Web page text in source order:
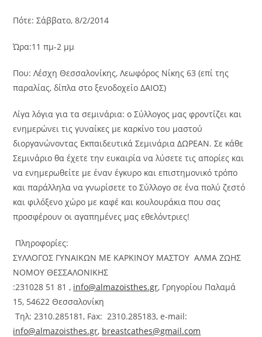
Πότε: Σάββατο, 8/2/2014
Ώρα:11 πμ-2 μμ
Που: Λέσχη Θεσσαλονίκης, Λεωφόρος Νίκης 63 (επί της
παραλίας, δίπλα στο ξενοδοχείο ΔΑΙΟΣ)
Λίγα λόγια για τα σεμινάρια: ο Σύλλογος μας φροντίζει και
ενημερώνει τις γυναίκες με καρκίνο του μαστού
διοργανώνοντας Εκπαιδευτικά Σεμινάρια ΔΩΡΕΑΝ. Σε κάθε
Σεμινάριο θα έχετε την ευκαιρία να λύσετε τις απορίες και
να ενημερωθείτε με έναν έγκυρο και επιστημονικό τρόπο
και παράλληλα να γνωρίσετε το Σύλλογο σε ένα πολύ ζεστό
και φιλόξενο χώρο με καφέ και κουλουράκια που σας
προσφέρουν οι αγαπημένες μας εθελόντριες!
Πληροφορίες:
ΣΥΛΛΟΓΟΣ ΓΥΝΑΙΚΩΝ ΜΕ ΚΑΡΚΙΝΟΥ ΜΑΣΤΟΥ ΑΛΜΑ ΖΩΗΣ
ΝΟΜΟΥ ΘΕΣΣΑΛΟΝΙΚΗΣ
:231028 51 81 , info@almazoisthes.gr, Γρηγορίου Παλαμά
15, 54622 Θεσσαλονίκη
Τηλ: 2310.285181, Fax: 2310.285183, e-mail:
info@almazoisthes.gr, breastcathes@gmail.com